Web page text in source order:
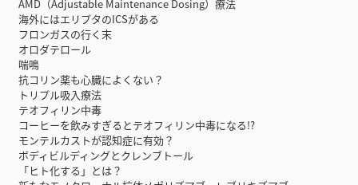
AMD（Adjustable Maintenance Dosing）療法
海外にはエリプタのICSがある
フロンガスの行く末
オロダテロール
喘鳴
抗コリン薬も心臓によくない？
トリプル吸入療法
テオフィリン中毒
コーヒーを飲みすぎるとテオフィリン中毒になる!?
モンテルカストが認知症に有効？
ボディビルディングとクレンブトール
「ヒト化する」とは？